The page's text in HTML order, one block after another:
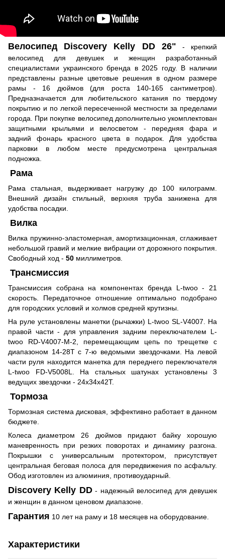
Велосипед Discovery Kelly DD 26" - крепкий
велосипед для девушек и женщин разработанный
специалистами украинского бренда в 2025 году. В наличии
представлены разные цветовые решения в одном размере
рамы - 16 дюймов (для роста 140-165 сантиметров).
Предназначается для любительского катания по твердому
покрытию и по легкой пересеченной местности за пределами
города. При покупке велосипед дополнительно укомплектован
защитными крыльями и велосветом - передняя фара и
задний фонарь красного цвета в подарок. Для удобства
парковки в любом месте предусмотрена центральная
подножка.
Рама
Рама стальная, выдерживает нагрузку до 100 килограмм.
Внешний дизайн стильный, верхняя труба занижена для
удобства посадки.
Вилка
Вилка пружинно-эластомерная, амортизационная, сглаживает
небольшой гравий и мелкие вибрации от дорожного покрытия.
Свободный ход - 50 миллиметров.
Трансмиссия
Трансмиссия собрана на компонентах бренда L-twoo - 21
скорость. Передаточное отношение оптимально подобрано
для городских условий и холмов средней крутизны.
На руле установлены манетки (рычажки) L-twoo SL-V4007. На
правой части - для управления задним переключателем L-
twoo
RD-V4007-M-2, перемещающим цепь по трещетке с
диапазоном 14-28Т с 7-ю ведомыми звездочками. На левой
части руля находится манетка для переднего переключателя
L-twoo
FD-V5008L. На стальных шатунах установлены 3
ведущих звездочки - 24х34х42Т.
Тормоза
Тормозная система дисковая, эффективно работает в данном
бюджете.
Колеса диаметром 26 дюймов придают байку хорошую
маневренность при резких поворотах и динамику разгона.
Покрышки с универсальным протектором, присутствует
центральная беговая полоса для передвижения по асфальту.
Обод изготовлен из алюминия, противоударный.
Discovery Kelly DD- надежный велосипед для девушек
и женщин в данном ценовом диапазоне.
Гарантия 10 лет на раму и 18 месяцев на оборудование.
Характеристики